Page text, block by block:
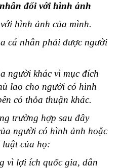
đối với hình ảnh
hình ảnh của mình.
cá nhân phải được người
người khác vì mục đích
lao cho người có hình
có thỏa thuận khác.
trường hợp sau đây
người có hình ảnh hoặc
luật của họ:
vì lợi ích quốc gia, dân